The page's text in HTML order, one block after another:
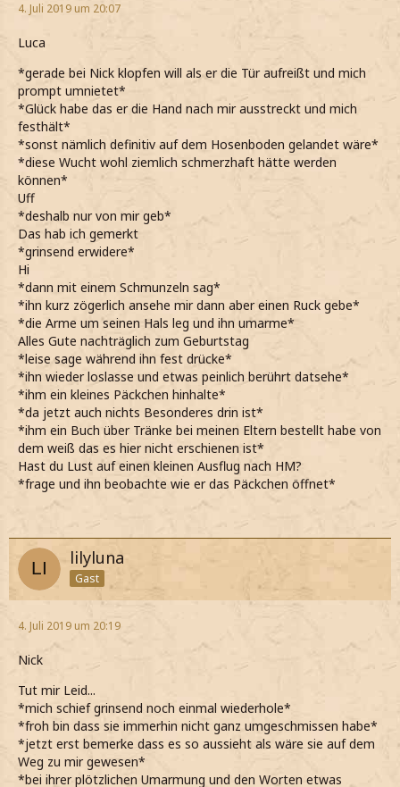
4. Juli 2019 um 20:07
Luca
*gerade bei Nick klopfen will als er die Tür aufreißt und mich
prompt umnietet*
*Glück habe das er die Hand nach mir ausstreckt und mich
festhält*
*sonst nämlich definitiv auf dem Hosenboden gelandet wäre*
*diese Wucht wohl ziemlich schmerzhaft hätte werden
können*
Uff
*deshalb nur von mir geb*
Das hab ich gemerkt
*grinsend erwidere*
Hi
*dann mit einem Schmunzeln sag*
*ihn kurz zögerlich ansehe mir dann aber einen Ruck gebe*
*die Arme um seinen Hals leg und ihn umarme*
Alles Gute nachträglich zum Geburtstag
*leise sage während ihn fest drücke*
*ihn wieder loslasse und etwas peinlich berührt datsehe*
*ihm ein kleines Päckchen hinhalte*
*da jetzt auch nichts Besonderes drin ist*
*ihm ein Buch über Tränke bei meinen Eltern bestellt habe von
dem weiß das es hier nicht erschienen ist*
Hast du Lust auf einen kleinen Ausflug nach HM?
*frage und ihn beobachte wie er das Päckchen öffnet*
lilyluna
Gast
4. Juli 2019 um 20:19
Nick
Tut mir Leid...
*mich schief grinsend noch einmal wiederhole*
*froh bin dass sie immerhin nicht ganz umgeschmissen habe*
*jetzt erst bemerke dass es so aussieht als wäre sie auf dem
Weg zu mir gewesen*
*bei ihrer plötzlichen Umarmung und den Worten etwas